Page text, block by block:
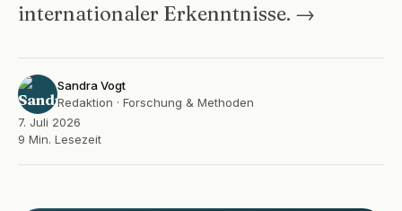
internationaler Erkenntnisse. →
Sandra Vogt
Redaktion · Forschung & Methoden
7. Juli 2026
9 Min. Lesezeit